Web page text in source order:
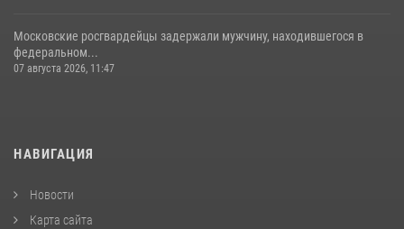
Московские росгвардейцы задержали мужчину, находившегося в
федеральном...
07 августа 2026, 11:47
НАВИГАЦИЯ
Новости
Карта сайта